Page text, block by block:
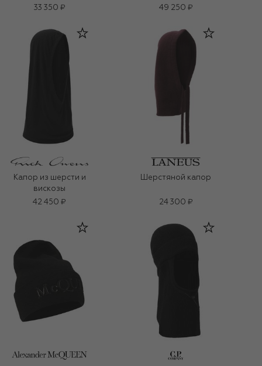
33 350 ₽ 49 250 ₽
Капор из шерсти и
вискозы
42 450 ₽
Шерстяной капор
24 300 ₽